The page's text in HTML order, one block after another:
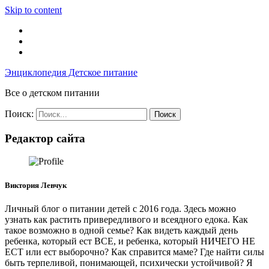
Skip to content
Энциклопедия Детское питание
Все о детском питании
Поиск:
Редактор сайта
Виктория Левчук
Личный блог о питании детей с 2016 года. Здесь можно
узнать как растить привередливого и всеядного едока. Как
такое возможно в одной семье? Как видеть каждый день
ребенка, который ест ВСЕ, и ребенка, который НИЧЕГО НЕ
ЕСТ или ест выборочно? Как справится маме? Где найти силы
быть терпеливой, понимающей, психически устойчивой? Я